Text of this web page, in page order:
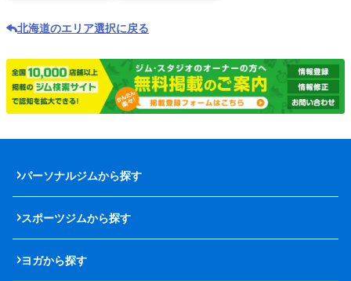
北海道のエリア選択に戻る
パーソナルジムから探す
スポーツジムから探す
ヨガから探す